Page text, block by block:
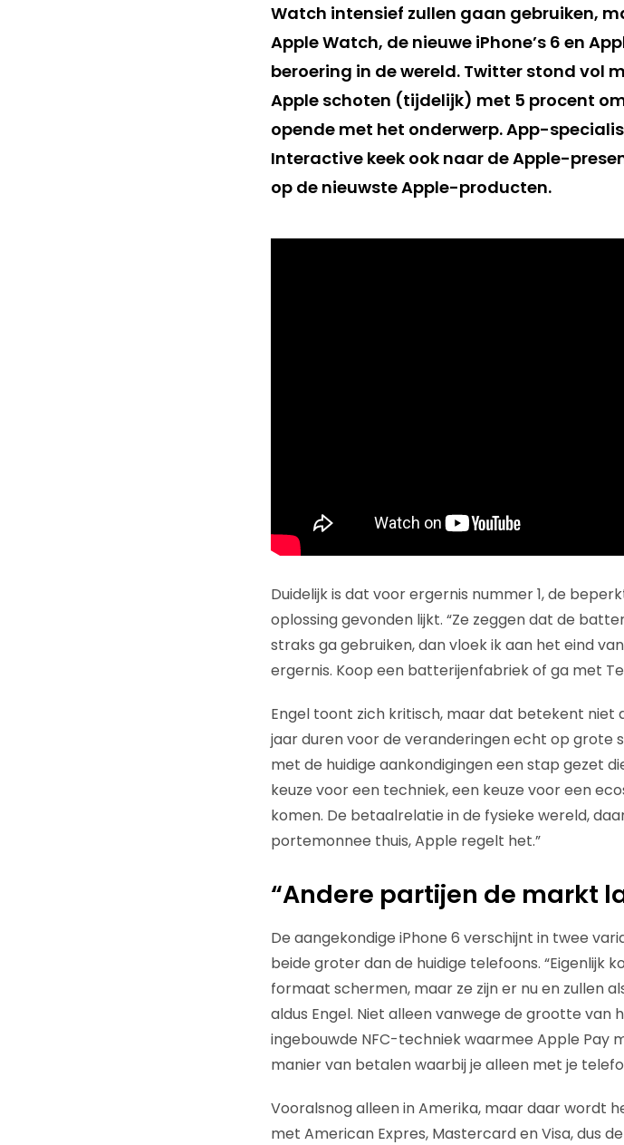
Watch intensief zullen gaan gebruiken,
Apple Watch, de nieuwe iPhone’s 6 en
beroering in de wereld. Twitter stond vol
Apple schoten (tijdelijk) met 5 procent
opende met het onderwerp. App-
Interactive keek ook naar de Apple-
op de nieuwste Apple-producten.
Duidelijk is dat voor ergernis nummer 1, de
oplossing gevonden lijkt. “Ze zeggen dat de
straks ga gebruiken, dan vloek ik aan het eind
ergernis. Koop een batterijenfabriek of ga met
Engel toont zich kritisch, maar dat betekent niet
jaar duren voor de veranderingen echt op grote
met de huidige aankondigingen een stap gezet
keuze voor een techniek, een keuze voor een
komen. De betaalrelatie in de fysieke wereld,
portemonnee thuis, Apple regelt het.”
“Andere partijen de markt
De aangekondige iPhone 6 verschijnt in twee
beide groter dan de huidige telefoons.
formaat schermen, maar ze zijn er nu en zullen
aldus Engel. Niet alleen vanwege de grootte van
ingebouwde NFC-techniek waarmee Apple Pay
manier van betalen waarbij je alleen met je
Vooralsnog alleen in Amerika, maar daar wordt
met American Expres, Mastercard en Visa, dus